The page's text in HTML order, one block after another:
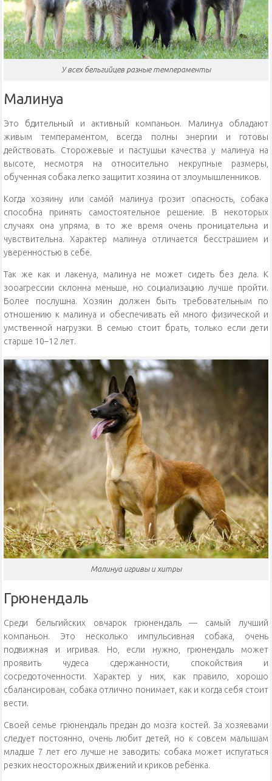
У всех бельгийцев разные темпераменты
Малинуа
Это бдительный и активный компаньон. Малинуа обладают
живым темпераментом, всегда полны энергии и готовы
действовать. Сторожевые и пастушьи качества у малинуа на
высоте, несмотря на относительно некрупные размеры,
обученная собака легко защитит хозяина от злоумышленников.
Когда хозяину или само́й малинуа грозит опасность, собака
способна принять самостоятельное решение. В некоторых
случаях она упряма, в то же время очень проницательна и
чувствительна. Характер малинуа отличается бесстрашием и
уверенностью в себе.
Так же как и лакенуа, малинуа не может сидеть без дела. К
зооагрессии склонна меньше, но социализацию лучше пройти.
Более послушна. Хозяин должен быть требовательным по
отношению к малинуа и обеспечивать ей много физической и
умственной нагрузки. В семью стоит брать, только если дети
старше 10–12 лет.
Малинуа игривы и хитры
Грюнендаль
Среди бельгийских овчарок грюнендаль — самый лучший
компаньон. Это несколько импульсивная собака, очень
подвижная и игривая. Но, если нужно, грюнендаль может
проявить чудеса сдержанности, спокойствия и
сосредоточенности. Характер у них, как правило, хорошо
сбалансирован, собака отлично понимает, как и когда себя стоит
вести.
Своей семье грюнендаль предан до мозга костей. За хозяевами
следует постоянно, очень любит детей, но к совсем малышам
младше 7 лет его лучше не заводить: собака может испугаться
резких неосторожных движений и криков ребёнка.